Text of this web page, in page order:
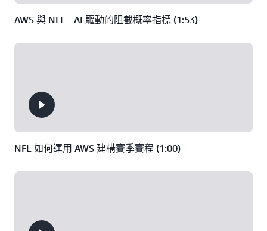
AWS 與 NFL - AI 驅動的阻截概率指標 (1:53)
NFL 如何運用 AWS 建構賽季賽程 (1:00)